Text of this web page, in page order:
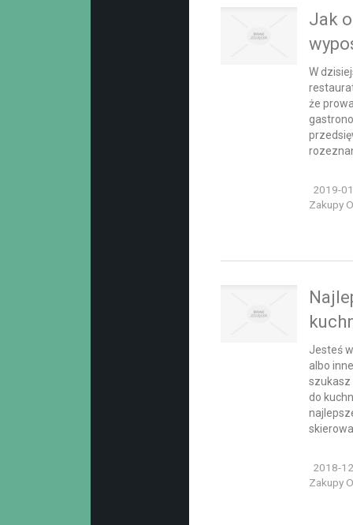
Jak
W
że
2019-
Zakupy
Jesteś
albo
szukasz
do
2018-
Zakupy